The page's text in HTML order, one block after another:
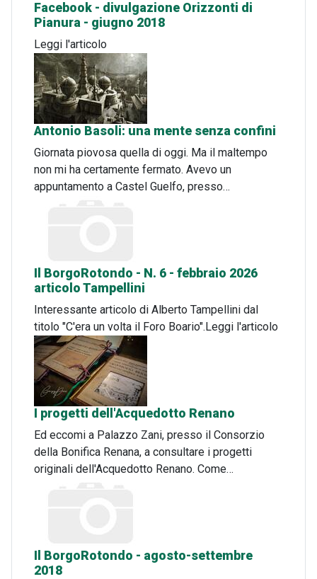
Facebook - divulgazione Orizzonti di
Pianura - giugno 2018
Leggi l'articolo
Antonio Basoli: una mente senza confini
Giornata piovosa quella di oggi. Ma il maltempo
non mi ha certamente fermato. Avevo un
appuntamento a Castel Guelfo, presso…
Il BorgoRotondo - N. 6 - febbraio 2026
articolo Tampellini
Interessante articolo di Alberto Tampellini dal
titolo "C'era un volta il Foro Boario".Leggi l'articolo
I progetti dell'Acquedotto Renano
Ed eccomi a Palazzo Zani, presso il Consorzio
della Bonifica Renana, a consultare i progetti
originali dell'Acquedotto Renano. Come…
Il BorgoRotondo - agosto-settembre
2018